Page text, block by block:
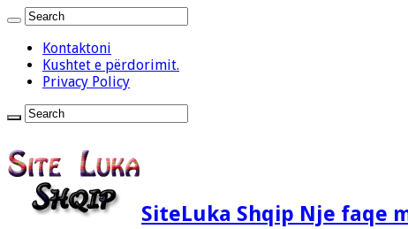
Kontaktoni
Kushtet e përdorimit.
Privacy Policy
SiteLuka Shqip Nje faqe